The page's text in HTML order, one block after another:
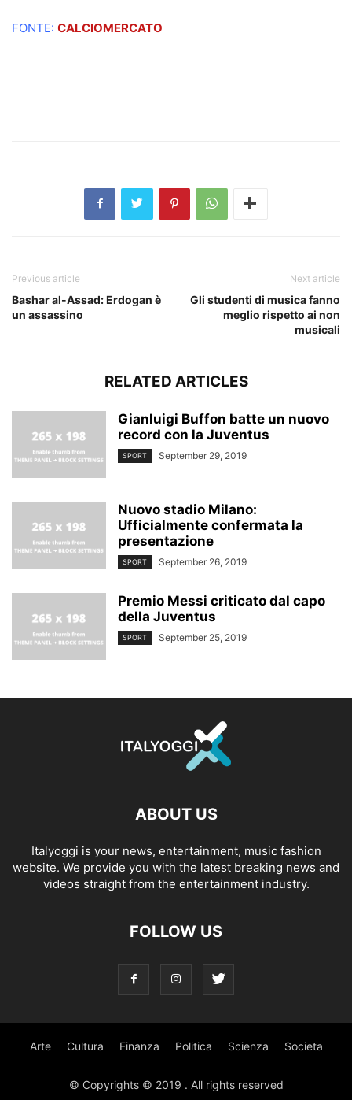
FONTE: CALCIOMERCATO
Previous article
Bashar al-Assad: Erdogan è
un assassino
Next article
Gli studenti di musica fanno
meglio rispetto ai non
musicali
RELATED ARTICLES
Gianluigi Buffon batte un nuovo
record con la Juventus
SPORT September 29, 2019
Nuovo stadio Milano:
Ufficialmente confermata la
presentazione
SPORT September 26, 2019
Premio Messi criticato dal capo
della Juventus
SPORT September 25, 2019
ABOUT US
Italyoggi is your news, entertainment, music fashion
website. We provide you with the latest breaking news and
videos straight from the entertainment industry.
FOLLOW US
Arte Cultura Finanza Politica Scienza Societa
© Copyrights © 2019 . All rights reserved